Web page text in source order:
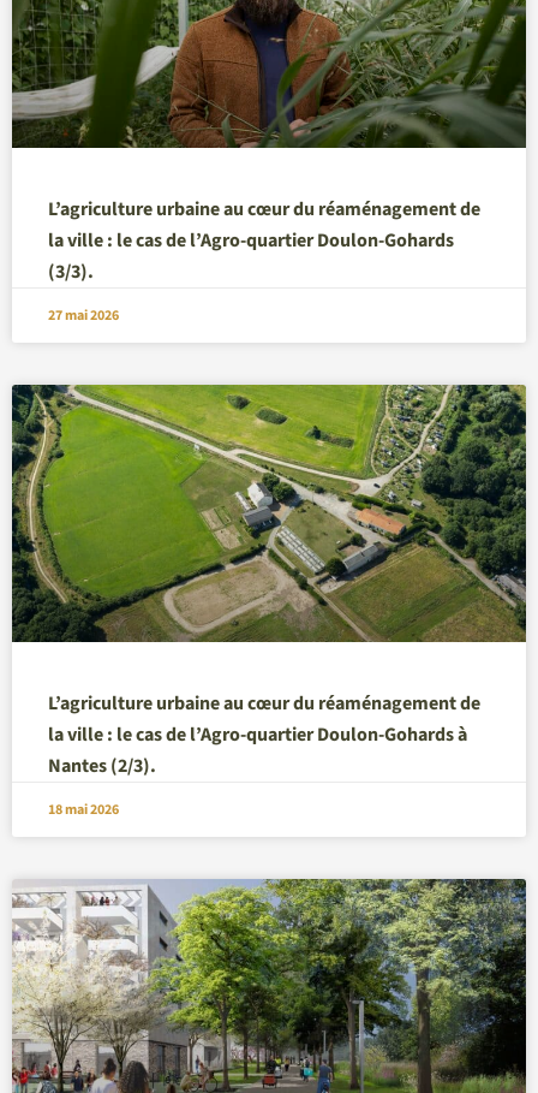
L’agriculture urbaine au cœur du réaménagement de
la ville : le cas de l’Agro-quartier Doulon-Gohards
(3/3).
27 mai 2026
L’agriculture urbaine au cœur du réaménagement de
la ville : le cas de l’Agro-quartier Doulon-Gohards à
Nantes (2/3).
18 mai 2026